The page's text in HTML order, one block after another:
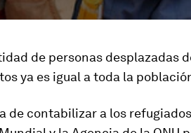
de personas desplazadas
ya es igual a toda la
de contabilizar a los